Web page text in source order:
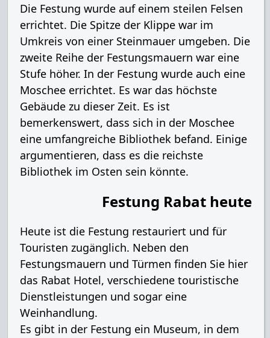
Die Festung wurde auf einem steilen Felsen
errichtet. Die Spitze der Klippe war im
Umkreis von einer Steinmauer umgeben. Die
zweite Reihe der Festungsmauern war eine
Stufe höher. In der Festung wurde auch eine
Moschee errichtet. Es war das höchste
Gebäude zu dieser Zeit. Es ist
bemerkenswert, dass sich in der Moschee
eine umfangreiche Bibliothek befand. Einige
argumentieren, dass es die reichste
Bibliothek im Osten sein könnte.
Festung Rabat heute
Heute ist die Festung restauriert und für
Touristen zugänglich. Neben den
Festungsmauern und Türmen finden Sie hier
das Rabat Hotel, verschiedene touristische
Dienstleistungen und sogar eine
Weinhandlung.
Es gibt in der Festung ein Museum, in dem